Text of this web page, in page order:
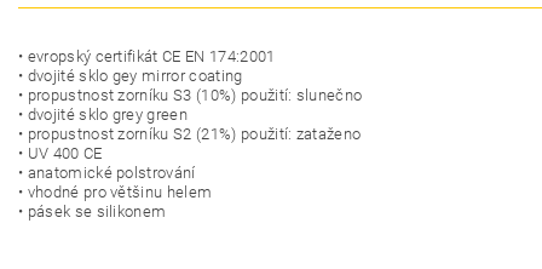
• evropský certifikát CE EN 174:2001
• dvojité sklo gey mirror coating
• propustnost zorníku S3 (10%) použití: slunečno
• dvojité sklo grey green
• propustnost zorníku S2 (21%) použití: zataženo
• UV 400 CE
• anatomické polstrování
• vhodné pro většinu helem
• pásek se silikonem